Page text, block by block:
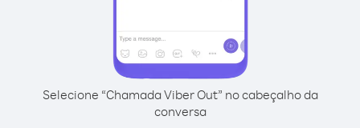
Selecione “Chamada Viber Out” no cabeçalho da
conversa